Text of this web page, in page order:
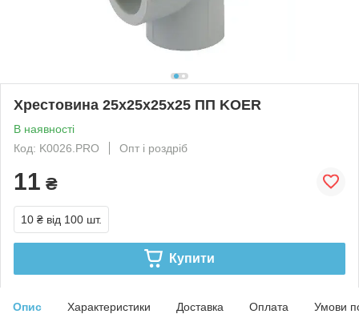
Хрестовина 25х25х25х25 ПП KOER
В наявності
Код: K0026.PRO
Опт і роздріб
11 ₴
10 ₴ від 100 шт.
Купити
Опис Характеристики Доставка Оплата Умови